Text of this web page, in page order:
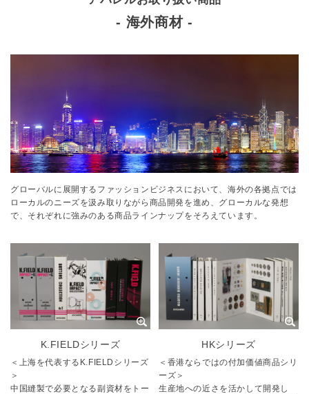
海外商材
グローバルに展開するファッションビジネスにおいて、海外の各拠点では
ローカルのニーズを汲み取りながら商品開発を進め、グローカルな発想
で、それぞれに強みのある商品ラインナップをそろえています。
K.FIELDシリーズ
＜上海を代表するK.FIELDシリーズ
＞
中国縫製で必要となる副資材をトー
HKシリーズ
＜香港ならではの付加価値商品シリ
ーズ＞
生産地への近さを活かして開発し